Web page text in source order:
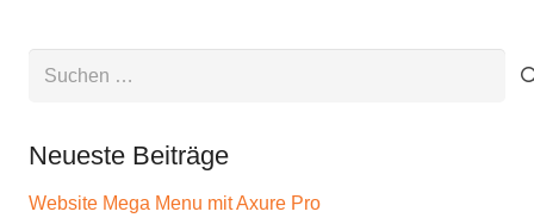
Neueste Beiträge
Website Mega Menu mit Axure Pro